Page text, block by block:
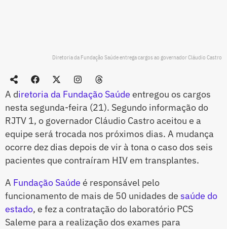
Diretoria da Fundação Saúde entrega cargos ao governador Cláudio Castro
A diretoria da Fundação Saúde entregou os cargos
nesta segunda-feira (21). Segundo informação do
RJTV 1, o governador Cláudio Castro aceitou e a
equipe será trocada nos próximos dias. A mudança
ocorre dez dias depois de vir à tona o caso dos seis
pacientes que contraíram HIV em transplantes.
A Fundação Saúde é responsável pelo
funcionamento de mais de 50 unidades de saúde do
estado, e fez a contratação do laboratório PCS
Saleme para a realização dos exames para